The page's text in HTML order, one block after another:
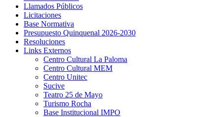
Llamados Públicos
Licitaciones
Base Normativa
Presupuesto Quinquenal 2026-2030
Resoluciones
Links Externos
Centro Cultural La Paloma
Centro Cultural MEM
Centro Unitec
Sucive
Teatro 25 de Mayo
Turismo Rocha
Base Institucional IMPO